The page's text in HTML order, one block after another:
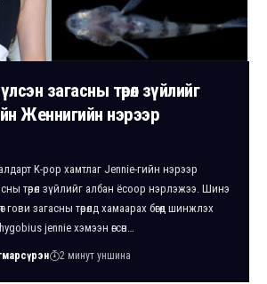
загасны төрөл зүйлийг
Женнигийн нэрээр
K-pop хамтлаг Jennie-гийн нэрээр
төрөл зүйлийг албан ёсоор нэрлэжээ. Шинэ
гови загасны төрөлд хамаарах бөгөөд шинжлэх
jennie хэмээн өгсөн…
2 минут уншина